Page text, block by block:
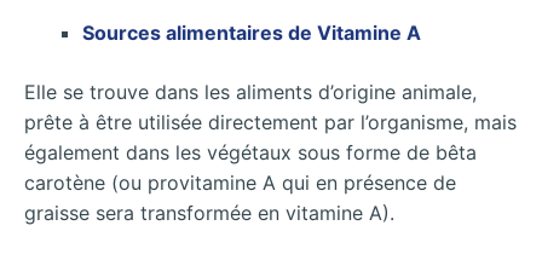
Sources alimentaires de Vitamine A
Elle se trouve dans les aliments d’origine animale,
prête à être utilisée directement par l’organisme, mais
également dans les végétaux sous forme de bêta
carotène (ou provitamine A qui en présence de
graisse sera transformée en vitamine A).